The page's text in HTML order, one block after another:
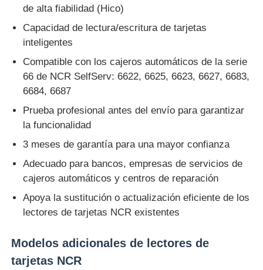
Impresora de la tarjeta
Repuestos para cajeros automáticos
cajero automático
Reciclador de monedas
de alta fiabilidad (Hico)
Capacidad de lectura/escritura de tarjetas
inteligentes
Compatible con los cajeros automáticos de la serie
66 de NCR SelfServ: 6622, 6625, 6623, 6627, 6683,
6684, 6687
Prueba profesional antes del envío para garantizar
la funcionalidad
3 meses de garantía para una mayor confianza
Adecuado para bancos, empresas de servicios de
cajeros automáticos y centros de reparación
Apoya la sustitución o actualización eficiente de los
lectores de tarjetas NCR existentes
Modelos adicionales de lectores de
tarjetas NCR